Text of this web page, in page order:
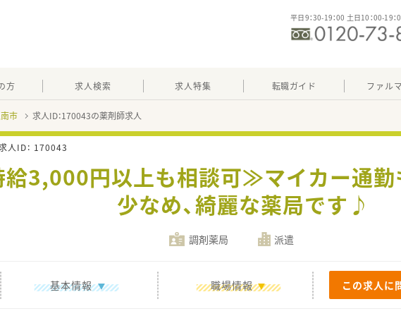
平日9：30-19：00 土日10：00-19
方 求人検索 求人特集 転職ガイド ファル
市 求人ID：170043の薬剤師求人
人ID： 170043
給3,000円以上も相談可≫マイカー通
少なめ、綺麗な薬局です♪
調剤薬局 派遣
基本情報 職場情報 この求人に